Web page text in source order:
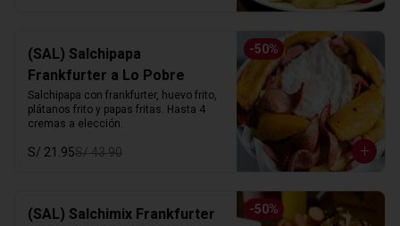
-50%
(SAL) Salchipapa
Frankfurter a Lo Pobre
Salchipapa con frankfurter, huevo frito,
plátanos frito y papas fritas. Hasta 4
cremas a elección.
S/ 21.95S/ 43.90
-50%
(SAL) Salchimix Frankfurter